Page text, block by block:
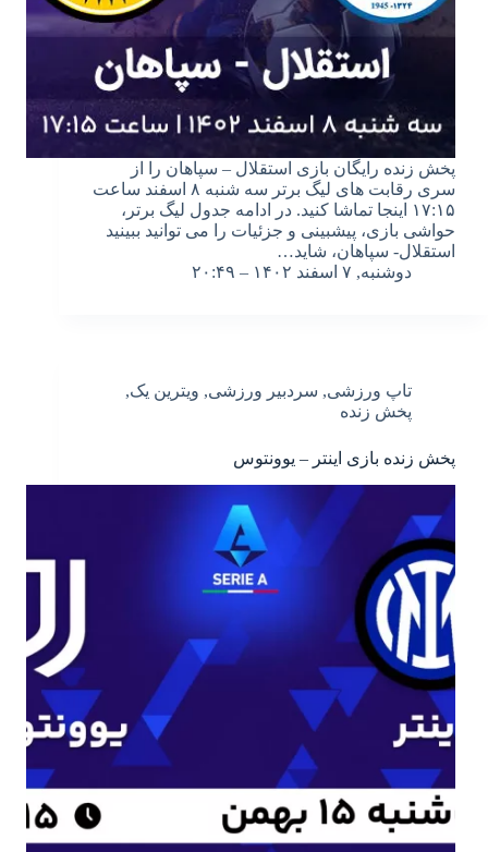
پخش زنده رایگان بازی استقلال – سپاهان را از
سری رقابت های لیگ برتر سه شنبه ۸ اسفند ساعت
۱۷:۱۵ اینجا تماشا کنید. در ادامه جدول لیگ برتر،
حواشی بازی، پیشبینی و جزئیات را می توانید ببینید
استقلال- سپاهان، شاید…
دوشنبه, ۷ اسفند ۱۴۰۲ – ۲۰:۴۹
تاپ ورزشی, سردبیر ورزشی, ویترین یک,
پخش زنده
پخش زنده بازی اینتر – یوونتوس